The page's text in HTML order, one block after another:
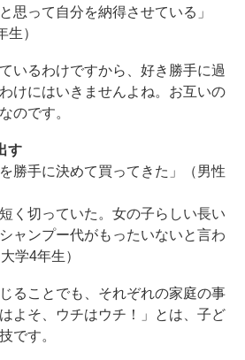
思って自分を納得させている」
生）
いるわけですから、好き勝手に過
けにはいきませんよね。お互いの
のです。
す
勝手に決めて買ってきた」（男性
く切っていた。女の子らしい長い
ャンプー代がもったいないと言わ
学4年生）
ることでも、それぞれの家庭の事
よそ、ウチはウチ！」とは、子ど
です。